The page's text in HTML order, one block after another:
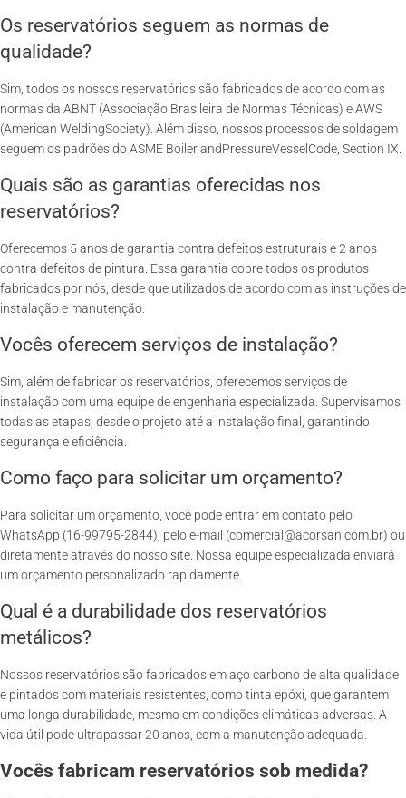
Os reservatórios seguem as normas de
qualidade?
Sim, todos os nossos reservatórios são fabricados de acordo com as
normas da ABNT (Associação Brasileira de Normas Técnicas) e AWS
(American WeldingSociety). Além disso, nossos processos de soldagem
seguem os padrões do ASME Boiler andPressureVesselCode, Section IX.
Quais são as garantias oferecidas nos
reservatórios?
Oferecemos 5 anos de garantia contra defeitos estruturais e 2 anos
contra defeitos de pintura. Essa garantia cobre todos os produtos
fabricados por nós, desde que utilizados de acordo com as instruções de
instalação e manutenção.
Vocês oferecem serviços de instalação?
Sim, além de fabricar os reservatórios, oferecemos serviços de
instalação com uma equipe de engenharia especializada. Supervisamos
todas as etapas, desde o projeto até a instalação final, garantindo
segurança e eficiência.
Como faço para solicitar um orçamento?
Para solicitar um orçamento, você pode entrar em contato pelo
WhatsApp (16-99795-2844), pelo e-mail (comercial@acorsan.com.br) ou
diretamente através do nosso site. Nossa equipe especializada enviará
um orçamento personalizado rapidamente.
Qual é a durabilidade dos reservatórios
metálicos?
Nossos reservatórios são fabricados em aço carbono de alta qualidade
e pintados com materiais resistentes, como tinta epóxi, que garantem
uma longa durabilidade, mesmo em condições climáticas adversas. A
vida útil pode ultrapassar 20 anos, com a manutenção adequada.
Vocês fabricam reservatórios sob medida?